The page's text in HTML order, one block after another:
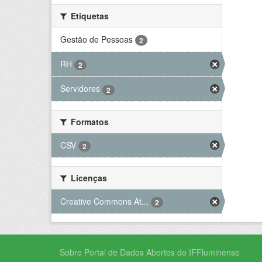
Etiquetas
Gestão de Pessoas
2
RH 2
Servidores 2
Formatos
CSV
2
Licenças
Creative Commons At...
2
Sobre Portal de Dados Abertos do IFFluminense